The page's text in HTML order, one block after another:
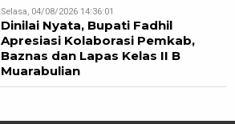
Selasa, 04/08/2026 14:36:01
Dinilai Nyata, Bupati Fadhil
Apresiasi Kolaborasi Pemkab,
Baznas dan Lapas Kelas II B
Muarabulian